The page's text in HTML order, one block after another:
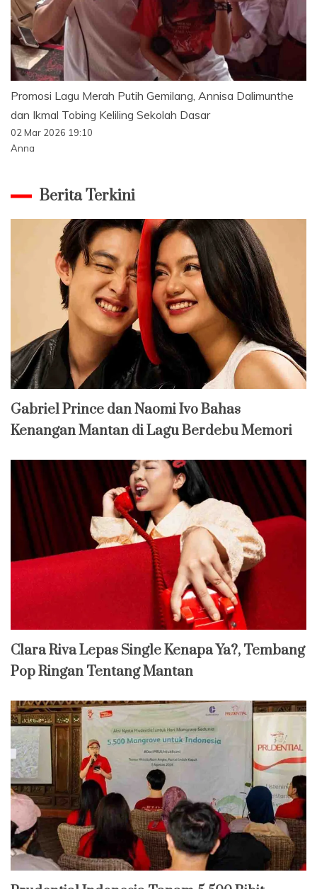
Promosi Lagu Merah Putih Gemilang, Annisa Dalimunthe
dan Ikmal Tobing Keliling Sekolah Dasar
02 Mar 2026 19:10
Anna
Berita Terkini
Gabriel Prince dan Naomi Ivo Bahas
Kenangan Mantan di Lagu Berdebu Memori
Clara Riva Lepas Single Kenapa Ya?, Tembang
Pop Ringan Tentang Mantan